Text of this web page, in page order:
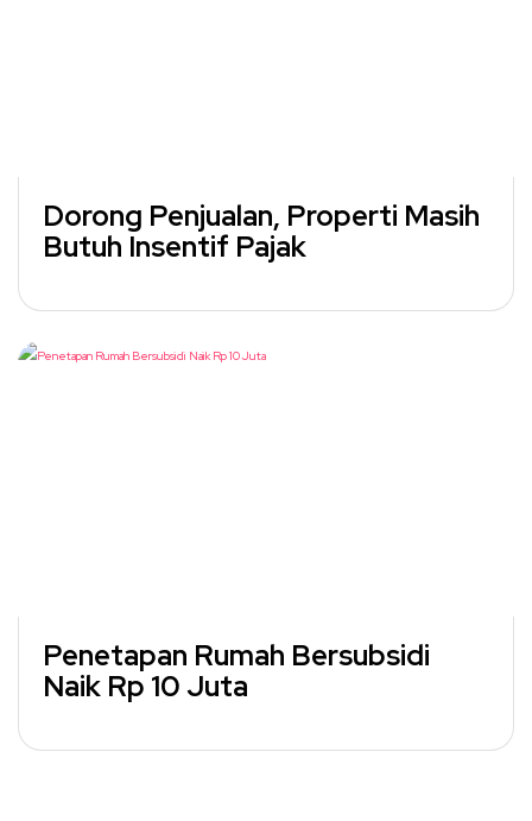
Dorong Penjualan, Properti Masih
Butuh Insentif Pajak
Penetapan Rumah Bersubsidi
Naik Rp 10 Juta